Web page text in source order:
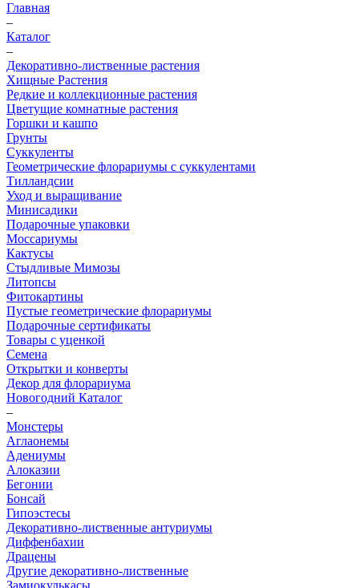
Главная
–
Каталог
–
Декоративно-лиственные растения
Хищные Растения
Редкие и коллекционные растения
Цветущие комнатные растения
Горшки и кашпо
Грунты
Суккуленты
Геометрические флорариумы с суккулентами
Тилландсии
Уход и выращивание
Минисадики
Подарочные упаковки
Моссариумы
Кактусы
Стыдливые Мимозы
Литопсы
Фитокартины
Пустые геометрические флорариумы
Подарочные сертификаты
Товары с уценкой
Семена
Открытки и конверты
Декор для флорариума
Новогодний Каталог
–
Монстеры
Аглаонемы
Адениумы
Алоказии
Бегонии
Бонсай
Гипоэстесы
Декоративно-лиственные антуриумы
Диффенбахии
Драцены
Другие декоративно-лиственные
Замиокулькасы